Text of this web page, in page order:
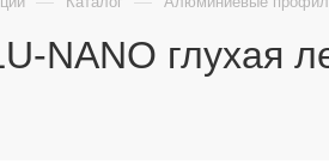
NANO глухая